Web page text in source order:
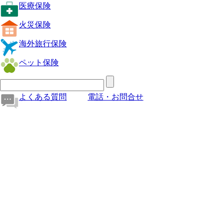
医療保険
火災保険
海外旅行保険
ペット保険
よくある質問 電話・お問合せ